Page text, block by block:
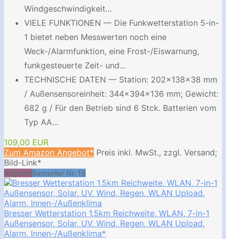
Windgeschwindigkeit...
VIELE FUNKTIONEN — Die Funkwetterstation 5-in-
1 bietet neben Messwerten noch eine
Weck-/Alarmfunktion, eine Frost-/Eiswarnung,
funkgesteuerte Zeit- und...
TECHNISCHE DATEN — Station: 202x138x38 mm
/ Außensensoreinheit: 344x394x136 mm; Gewicht:
682 g / Für den Betrieb sind 6 Stck. Batterien vom
Typ AA...
109,00 EUR
Zum Amazon Angebot* Preis inkl. MwSt., zzgl. Versand;
Bild-Link*
AngebotBestseller Nr. 19
Bresser Wetterstation 1,5km Reichweite, WLAN, 7-in-1
Außensensor, Solar, UV, Wind, Regen, WLAN Upload,
Alarm, Innen-/Außenklima*